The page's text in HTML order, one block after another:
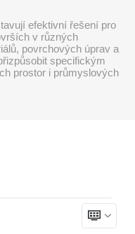
efektivní řešení pro
v různých
povrchových úprav a
specifickým
prostor i průmyslových